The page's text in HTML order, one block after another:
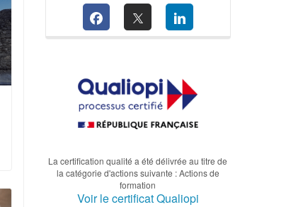
La certification qualité a été délivrée au titre de
la catégorie d'actions suivante : Actions de
formation
Voir le certificat Qualiopi